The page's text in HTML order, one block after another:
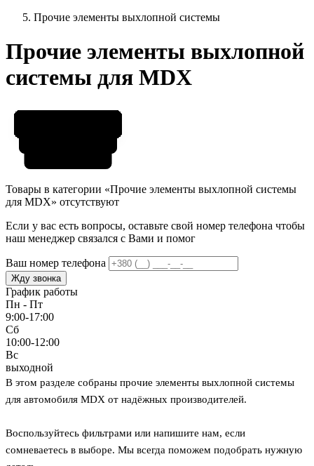
Прочие элементы выхлопной системы
Прочие элементы выхлопной
системы для MDX
Товары в категории «Прочие элементы выхлопной системы
для MDX» отсутствуют
Если у вас есть вопросы, оставьте свой номер телефона чтобы
наш менеджер связался с Вами и помог
Ваш номер телефона
Жду звонка
График работы
Пн - Пт
9:00-17:00
Сб
10:00-12:00
Вс
выходной
В этом разделе собраны прочие элементы выхлопной системы
для автомобиля MDX от надёжных производителей.
Воспользуйтесь фильтрами или напишите нам, если
сомневаетесь в выборе. Мы всегда поможем подобрать нужную